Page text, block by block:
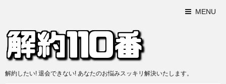
MENU
解約したい! 退会できない! あなたのお悩みスッキリ解決いたします。